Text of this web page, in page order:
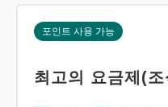
포인트 사용 가능
최고의 요금제(